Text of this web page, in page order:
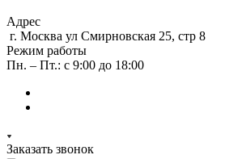
Адрес
г. Москва ул Смирновская 25, стр 8
Режим работы
Пн. – Пт.: с 9:00 до 18:00
Заказать звонок